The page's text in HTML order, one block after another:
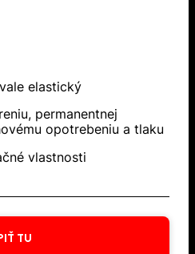
elastický
permanentnej
opotrebeniu a tlaku
vlastnosti
TU